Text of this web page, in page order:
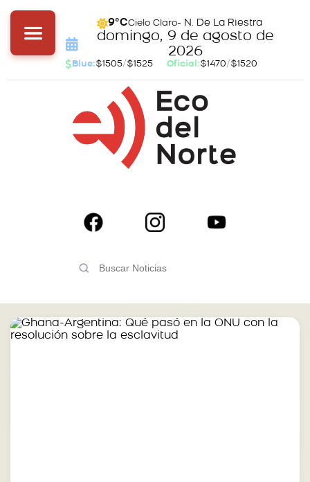
9°CCielo Claro- N. De La Riestra
domingo, 9 de agosto de
2026
Blue:$1505/$1525 Oficial:$1470/$1520